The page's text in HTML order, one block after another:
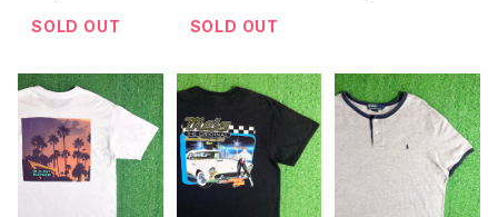
SOLD OUT
SOLD OUT